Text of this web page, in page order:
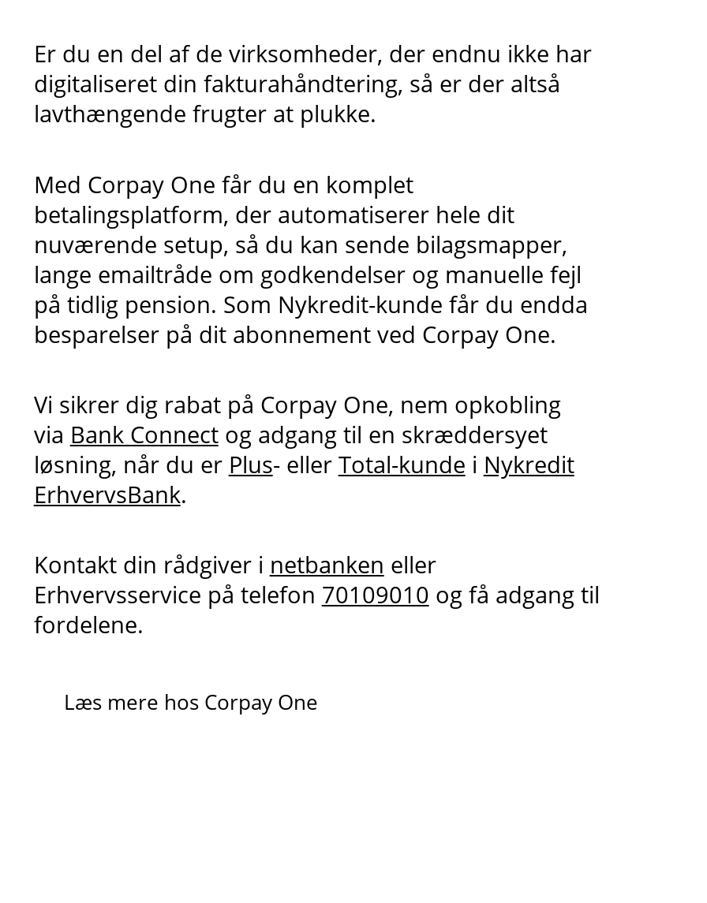
Er du en del af de virksomheder, der endnu ikke har
digitaliseret din fakturahåndtering, så er der altså
lavthængende frugter at plukke.
Med Corpay One får du en komplet
betalingsplatform, der automatiserer hele dit
nuværende setup, så du kan sende bilagsmapper,
lange emailtråde om godkendelser og manuelle fejl
på tidlig pension. Som Nykredit-kunde får du endda
besparelser på dit abonnement ved Corpay One.
Vi sikrer dig rabat på Corpay One, nem opkobling
via Bank Connectog adgang til en skræddersyet
løsning, når du er Plus- eller Total-kunde i Nykredit
ErhvervsBank.
Kontakt din rådgiver i netbanken eller
Erhvervsservice på telefon 70109010 og få adgang til
fordelene.
Læs mere hos Corpay One